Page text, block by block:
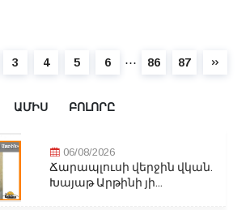
3 4 5 6 ⋯ 86 87
ԱՄԻՍ ԲՈԼՈՐԸ
06/08/2026
Ճարապլուսի վերջին վկան.
Խայաթ Արթինի յի...